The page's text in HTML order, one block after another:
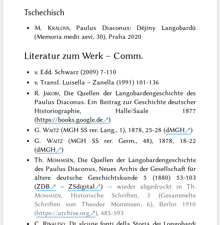
Tschechisch
M. Králová, Paulus Diaconus: Dějiny Langobardů
(Memoria medii aevi, 30), Praha 2020
Literatur zum Werk – Comm.
v. Edd. Schwarz (2009) 7-110
v. Transl. Luisella – Zanella (1991) 101-136
R. Jakobi, Die Quellen der Langobardengeschichte des
Paulus Diaconus. Ein Beitrag zur Geschichte deutscher
Historiographie, Halle/Saale 1877
(https://books.google.de
)
G.Waitz (MGH SS rer. Lang., 1), 1878, 25-28 (dMGH
)
G. Waitz(MGH SS rer. Germ., 48), 1878, 18-22
(dMGH
)
Th. Mommsen, Die Quellen der Langobardengeschichte
des Paulus Diaconus, Neues Archiv der Gesellschaft für
ältere deutsche Geschichtskunde 5 (1880) 53-103
(ZDB –ZSdigital ) wieder abgedruckt in Th.
Mommsen, Historische Schriften, 3 (Gesammelte
Schriften von Theodor Mommsen, 6), Berlin 1910
(https://archive.org ), 485-593